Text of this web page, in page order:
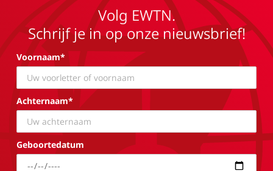
Volg EWTN.
Schrijf je in op onze nieuwsbrief!
Voornaam*
Achternaam*
Geboortedatum